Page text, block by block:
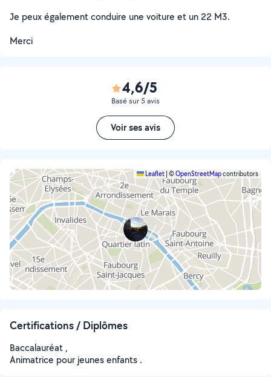
Je peux également conduire une voiture et un 22 M3.
Merci
4,6/5
Basé sur 5 avis
Voir ses avis
Leaflet ©OpenStreetMapcontributors
Certifications / Diplômes
Baccalauréat ,
Animatrice pour jeunes enfants .